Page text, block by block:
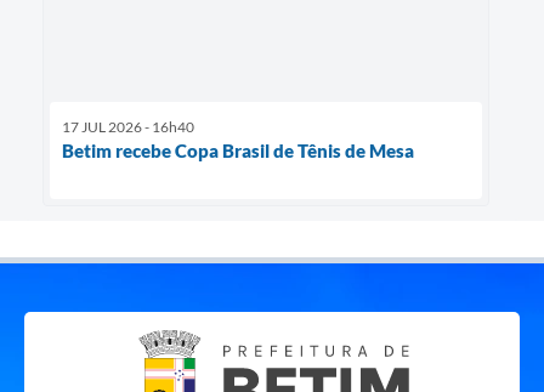
17 JUL 2026 - 16h40
Betim recebe Copa Brasil de Tênis de Mesa